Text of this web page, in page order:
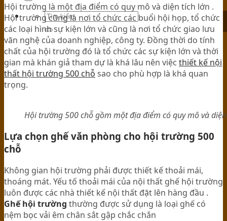
Hội trường là một địa điểm có quy mô và diện tích lớn .
Hội trường cũng là nơi tổ chức các buổi hội họp, tổ chức
các loại hình sự kiện lớn và cũng là nơi tổ chức giao lưu
văn nghệ của doanh nghiệp, công ty. Đồng thời do tính
chất của hội trường đó là tổ chức các sự kiện lớn và thời
gian mà khán giả tham dự là khá lâu nên việc thiết kế nội
thất hội trường 500 chỗ sao cho phù hợp là khá quan
trọng.
Hội trường 500 chỗ gồm một địa điểm có quy mô và
Lựa chọn ghế văn phòng cho hội trường 500
chỗ
Không gian hội trường phải được thiết kế thoải mái,
thoáng mát. Yếu tố thoải mái của nội thất ghế hội trường
luôn được các nhà thiết kế nội thất đặt lên hàng đầu .
Ghế hội trường thường được sử dụng là loại ghế có
nệm bọc vải êm chân sắt gập chắc chắn